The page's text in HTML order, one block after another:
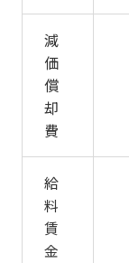
減
価
償
却
費
給
料
賃
金